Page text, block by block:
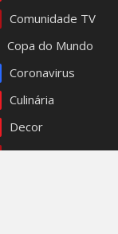
Comunidade TV
Copa do Mundo
Coronavirus
Culinária
Decor
Destaques